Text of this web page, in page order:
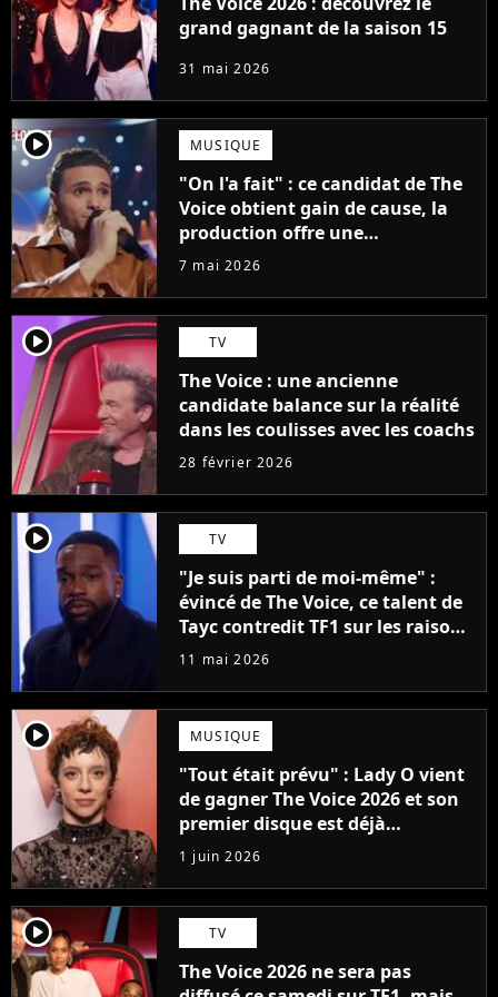
grand gagnant de la saison 15
31 mai 2026
player2 MUSIQUE
"On l'a fait" : ce candidat de The
Voice obtient gain de cause, la
production offre une
compensation à tous les talents
7 mai 2026
player2 TV
The Voice : une ancienne
candidate balance sur la réalité
dans les coulisses avec les coachs
28 février 2026
player2 TV
"Je suis parti de moi-même" :
évincé de The Voice, ce talent de
Tayc contredit TF1 sur les raisons
de son élimination
11 mai 2026
player2 MUSIQUE
"Tout était prévu" : Lady O vient
de gagner The Voice 2026 et son
premier disque est déjà
disponible
1 juin 2026
player2 TV
The Voice 2026 ne sera pas